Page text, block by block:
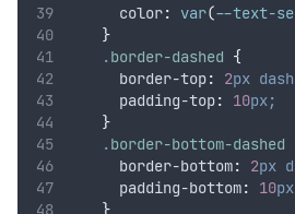
color: var(--text-
}
.border-dashed {
border-top: 2px
padding-top: 10px;
}
.border-bottom-dashed
border-bottom: 2px
padding-bottom: 10